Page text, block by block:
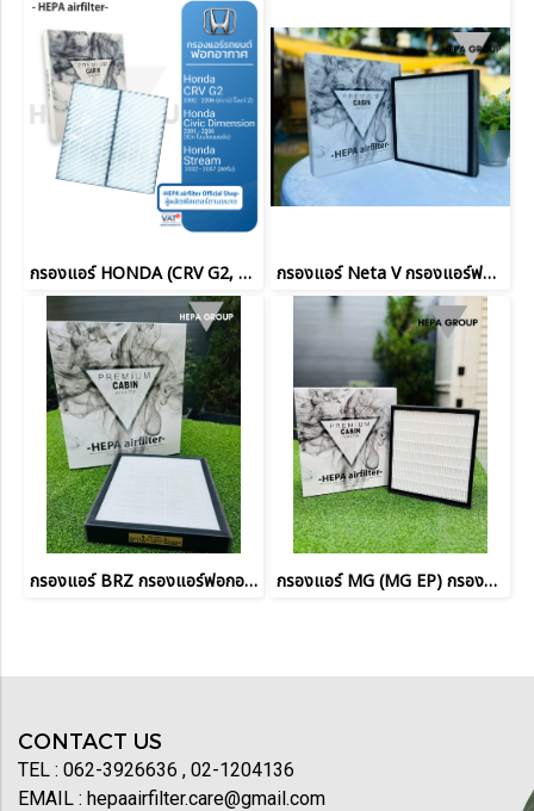
กรองแอร์ HONDA (CRV G2, CIVIC Dimention) กรองแอร์ฟอกอากาศรถยนต์ HEPA airfilter (HO2503-T) กรองแอร์ Neta V กรองแอร์ฟอกอากาศรถยนต์ HEPA airfilter
กรองแอร์ BRZ กรองแอร์ฟอกอากาศรถยนต์ HEPA airfilter (SB2501) กรองแอร์ MG (MG EP) กรองแอร์ฟอกอากาศรถยนต์ HEPA airfilter (MG2504)
CONTACT US
TEL : 062-3926636 , 02-1204136
EMAIL : hepaairfilter.care@gmail.com